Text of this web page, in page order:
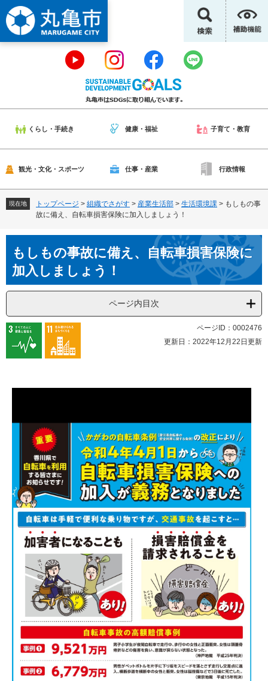
ー
ジ
の
。
ニ
ュ
ー
て
くらし・手続き 健康・福祉 子育て・教育
観光・文化・スポーツ 仕事・産業 行政情報
現在地 トップページ > 組織でさがす > 産業生活部 > 生活環境課 > もしもの事
故に備え、自転車損害保険に加入しましょう！
もしもの事故に備え、自転車損害保険に
加入しましょう！
ページ内目次
ページID：0002476
更新日：2022年12月22日更新